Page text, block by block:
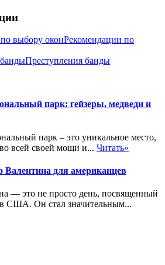
Рекомендации по
Преступления банды
парк: гейзеры, медведи и
парк – это уникальное место,
всей своей мощи и... Читать»
Валентина для американцев
— это не просто день, посвященный
США. Он стал значительным...